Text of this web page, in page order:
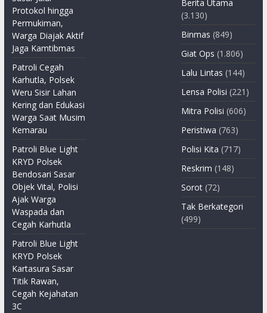
Protokol hingga
Permukiman,
Warga Diajak Aktif
Jaga Kamtibmas
Patroli Cegah
Karhutla, Polsek
Weru Sisir Lahan
Kering dan Edukasi
Warga Saat Musim
Kemarau
Patroli Blue Light
KRYD Polsek
Bendosari Sasar
Objek Vital, Polisi
Ajak Warga
Waspada dan
Cegah Karhutla
Patroli Blue Light
KRYD Polsek
Kartasura Sasar
Titik Rawan,
Cegah Kejahatan
3C
Berita Utama
(3.130)
Binmas (849)
Giat Ops (1.806)
Lalu Lintas (144)
Lensa Polisi (221)
Mitra Polisi (606)
Peristiwa (763)
Polisi Kita (717)
Reskrim (148)
Sorot (72)
Tak Berkategori
(499)